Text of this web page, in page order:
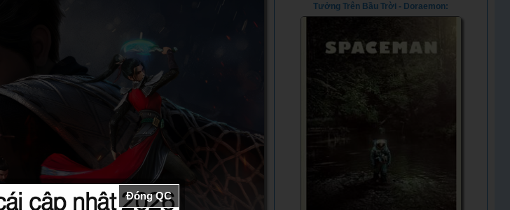
Tưởng Trên Bầu Trời - Doraemon:
Nobita's Sky Utopia (2023) - Vietsub +
Đóng QC